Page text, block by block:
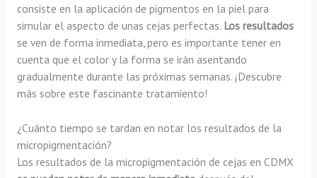
consiste en la aplicación de pigmentos en la piel para
simular el aspecto de unas cejas perfectas. Los resultados
se ven de forma inmediata, pero es importante tener en
cuenta que el color y la forma se irán asentando
gradualmente durante las próximas semanas. ¡Descubre
más sobre este fascinante tratamiento!
¿Cuánto tiempo se tardan en notar los resultados de la
micropigmentación?
Los resultados de la micropigmentación de cejas en CDMX